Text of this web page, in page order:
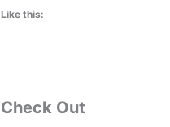
Like this:
Check Out